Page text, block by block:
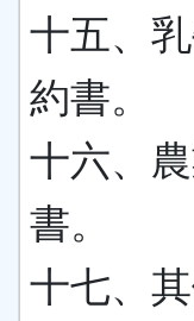
十五、
約書。
十六、
書。
十七、